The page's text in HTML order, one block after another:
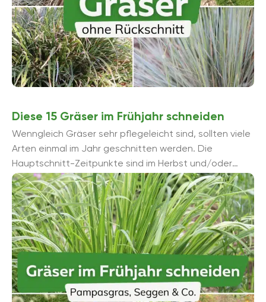
Diese 15 Gräser im Frühjahr schneiden
Wenngleich Gräser sehr pflegeleicht sind, sollten viele
Arten einmal im Jahr geschnitten werden. Die
Hauptschnitt-Zeitpunkte sind im Herbst und/oder
Frühling. Erfahren Sie hier, welche der beliebtesten
Grä...